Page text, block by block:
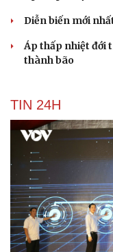
Diễn biến mới
Áp thấp nhiệt đới
thành bão
TIN 24H